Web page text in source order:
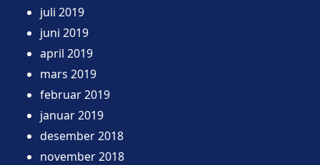
juli 2019
juni 2019
april 2019
mars 2019
februar 2019
januar 2019
desember 2018
november 2018